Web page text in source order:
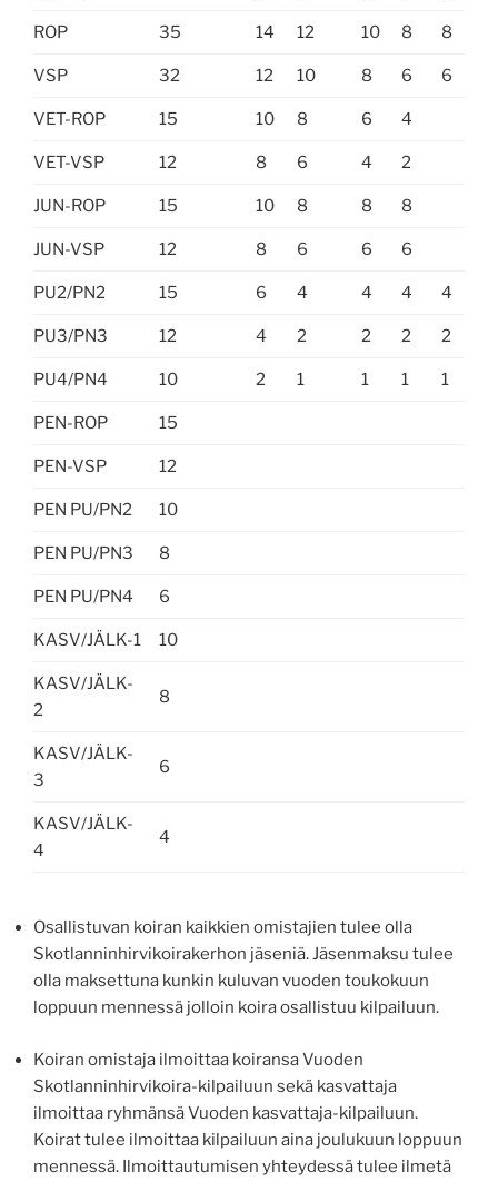
ROP 35 14 12 10 8 8
VSP 32 12 10 8 6 6
VET-ROP 15 10 8 6 4
VET-VSP 12 8 6 4 2
JUN-ROP 15 10 8 8 8
JUN-VSP 12 8 6 6 6
PU2/PN2 15 6 4 4 4 4
PU3/PN3 12 4 2 2 2 2
PU4/PN4 10 2 1 1 1 1
PEN-ROP 15
PEN-VSP 12
PEN PU/PN2 10
PEN PU/PN3 8
PEN PU/PN4 6
KASV/JÄLK-1 10
KASV/JÄLK-
2
8
KASV/JÄLK-
3
6
KASV/JÄLK-
4
4
Osallistuvan koiran kaikkien omistajien tulee olla
Skotlanninhirvikoirakerhon jäseniä. Jäsenmaksu tulee
olla maksettuna kunkin kuluvan vuoden toukokuun
loppuun mennessä jolloin koira osallistuu kilpailuun.
Koiran omistaja ilmoittaa koiransa Vuoden
Skotlanninhirvikoira-kilpailuun sekä kasvattaja
ilmoittaa ryhmänsä Vuoden kasvattaja-kilpailuun.
Koirat tulee ilmoittaa kilpailuun aina joulukuun loppuun
mennessä. Ilmoittautumisen yhteydessä tulee ilmetä